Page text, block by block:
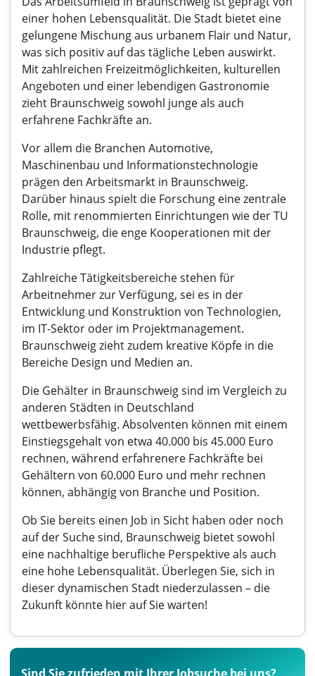
einer hohen Lebensqualität. Die Stadt bietet eine
gelungene Mischung aus urbanem Flair und Natur,
was sich positiv auf das tägliche Leben auswirkt.
Mit zahlreichen Freizeitmöglichkeiten, kulturellen
Angeboten und einer lebendigen Gastronomie
zieht Braunschweig sowohl junge als auch
erfahrene Fachkräfte an.
Vor allem die Branchen Automotive,
Maschinenbau und Informationstechnologie
prägen den Arbeitsmarkt in Braunschweig.
Darüber hinaus spielt die Forschung eine zentrale
Rolle, mit renommierten Einrichtungen wie der TU
Braunschweig, die enge Kooperationen mit der
Industrie pflegt.
Zahlreiche Tätigkeitsbereiche stehen für
Arbeitnehmer zur Verfügung, sei es in der
Entwicklung und Konstruktion von Technologien,
im IT-Sektor oder im Projektmanagement.
Braunschweig zieht zudem kreative Köpfe in die
Bereiche Design und Medien an.
Die Gehälter in Braunschweig sind im Vergleich zu
anderen Städten in Deutschland
wettbewerbsfähig. Absolventen können mit einem
Einstiegsgehalt von etwa 40.000 bis 45.000 Euro
rechnen, während erfahrenere Fachkräfte bei
Gehältern von 60.000 Euro und mehr rechnen
können, abhängig von Branche und Position.
Ob Sie bereits einen Job in Sicht haben oder noch
auf der Suche sind, Braunschweig bietet sowohl
eine nachhaltige berufliche Perspektive als auch
eine hohe Lebensqualität. Überlegen Sie, sich in
dieser dynamischen Stadt niederzulassen – die
Zukunft könnte hier auf Sie warten!